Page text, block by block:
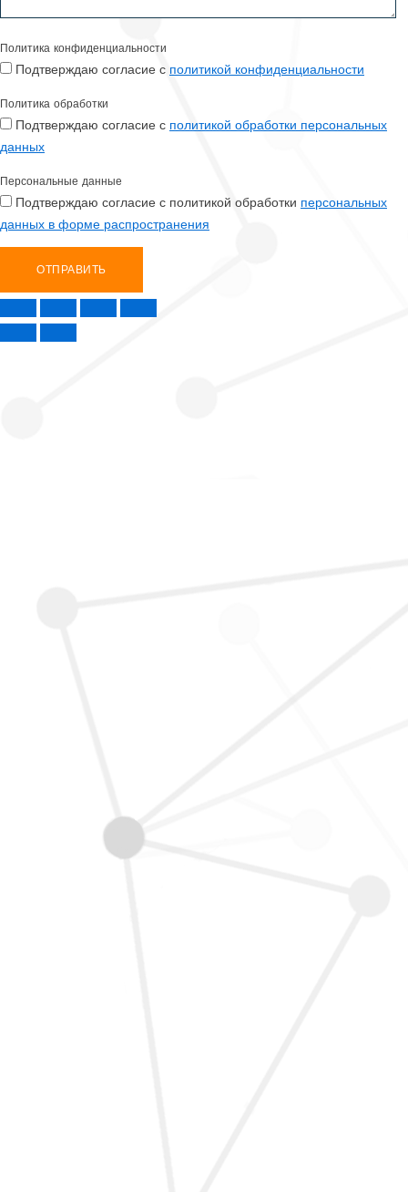
Политика конфиденциальности
Подтверждаю согласие с политикой конфиденциальности
Политика обработки
Подтверждаю согласие с политикой обработки персональных
данных
Персональные данные
Подтверждаю согласие с политикой обработки персональных
данных в форме распространения
ОТПРАВИТЬ